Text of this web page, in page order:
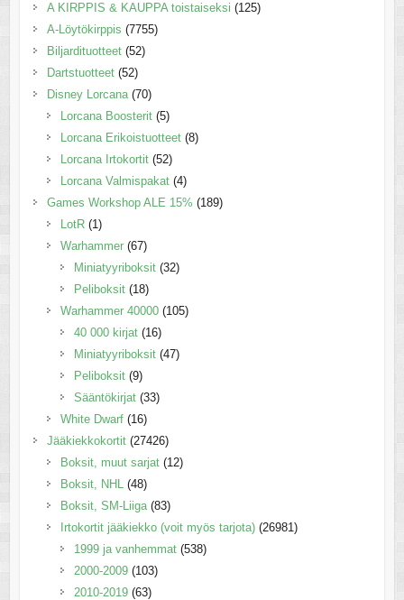
A KIRPPIS & KAUPPA toistaiseksi (125)
A-Löytökirppis (7755)
Biljardituotteet (52)
Dartstuotteet (52)
Disney Lorcana (70)
Lorcana Boosterit (5)
Lorcana Erikoistuotteet (8)
Lorcana Irtokortit (52)
Lorcana Valmispakat (4)
Games Workshop ALE 15% (189)
LotR (1)
Warhammer (67)
Miniatyyriboksit (32)
Peliboksit (18)
Warhammer 40000 (105)
40 000 kirjat (16)
Miniatyyriboksit (47)
Peliboksit (9)
Sääntökirjat (33)
White Dwarf (16)
Jääkiekkokortit (27426)
Boksit, muut sarjat (12)
Boksit, NHL
(48)
Boksit, SM-Liiga (83)
Irtokortit jääkiekko (voit myös tarjota) (26981)
1999 ja vanhemmat (538)
2000-2009 (103)
2010-2019 (63)